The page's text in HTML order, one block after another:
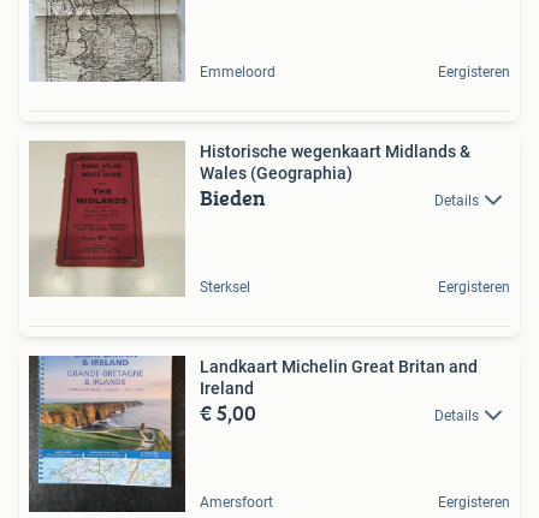
Emmeloord Eergisteren
Historische wegenkaart Midlands &
Wales (Geographia)
Bieden Details
Sterksel Eergisteren
Landkaart Michelin Great Britan and
Ireland
€ 5,00 Details
Amersfoort Eergisteren